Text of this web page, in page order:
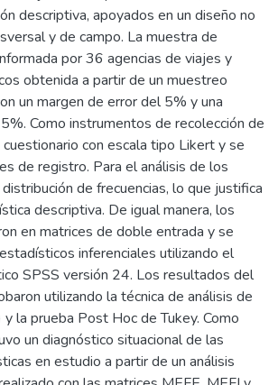
descriptiva, apoyados en un diseño no
y de campo. La muestra de
por 36 agencias de viajes y
obtenida a partir de un muestreo
un margen de error del 5% y una
Como instrumentos de recolección de
con escala tipo Likert y se
de registro. Para el análisis de los
de frecuencias, lo que justifica
descriptiva. De igual manera, los
en matrices de doble entrada y se
inferenciales utilizando el
SPSS versión 24. Los resultados del
utilizando la técnica de análisis de
la prueba Post Hoc de Tukey. Como
un diagnóstico situacional de las
en estudio a partir de un análisis